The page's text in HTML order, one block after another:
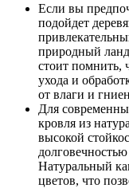
Если вы
подойдет
природный
стоит помнить,
ухода и
от влаги и
Для
кровля из
высокой
Натуральный
цветов, что